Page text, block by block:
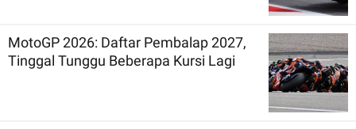
MotoGP 2026: Daftar Pembalap 2027,
Tinggal Tunggu Beberapa Kursi Lagi